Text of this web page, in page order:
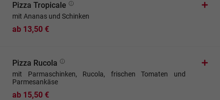
Pizza Tropicale
mit Ananas und Schinken
ab 13,50 €
Pizza Rucola
mit Parmaschinken, Rucola, frischen Tomaten und
Parmesankäse
ab 15,50 €